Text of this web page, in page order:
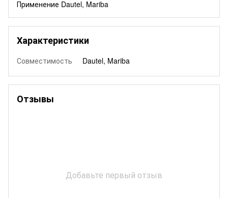
Применение Dautel, Mariba
Характеристики
Совместимость Dautel, Mariba
Отзывы
Добавьте первый отзыв